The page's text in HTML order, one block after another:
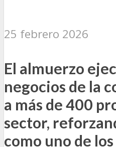
25 febrero 2026
El almuerzo
negocios de la
a más de 400
sector,
como uno de